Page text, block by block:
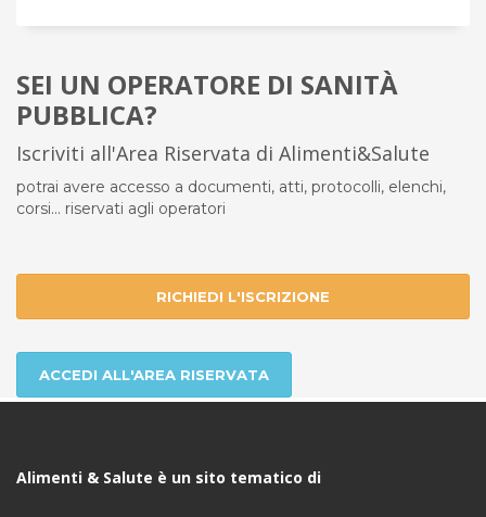
SEI UN OPERATORE DI SANITÀ
PUBBLICA?
Iscriviti all'Area Riservata di Alimenti&Salute
potrai avere accesso a documenti, atti, protocolli, elenchi,
corsi... riservati agli operatori
RICHIEDI L'ISCRIZIONE
ACCEDI ALL'AREA RISERVATA
Alimenti & Salute è un sito tematico di